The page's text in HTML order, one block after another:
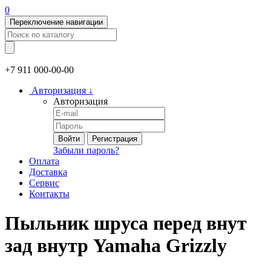
0
Переключение навигации
+7 911 000-00-00
Авторизация ↓
Авторизация
Войти Регистрация
Забыли пароль?
Оплата
Доставка
Сервис
Контакты
Пыльник шруса перед внут
зад внутр Yamaha Grizzly